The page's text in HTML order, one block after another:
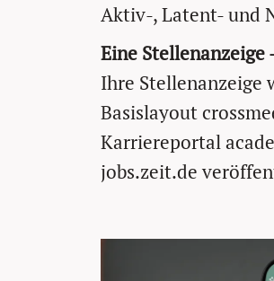
Aktiv-, Latent- und
Eine
Ihre Stellenanzeige
Basislayout
Karriereportal
jobs.zeit.de